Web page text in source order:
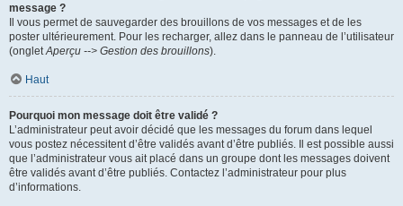
message ?
Il vous permet de sauvegarder des brouillons de vos messages et de les
poster ultérieurement. Pour les recharger, allez dans le panneau de l’utilisateur
(ongletAperçu --> Gestion des brouillons).
Haut
Pourquoi mon message doit être validé ?
L’administrateur peut avoir décidé que les messages du forum dans lequel
vous postez nécessitent d’être validés avant d’être publiés. Il est possible aussi
que l’administrateur vous ait placé dans un groupe dont les messages doivent
être validés avant d’être publiés. Contactez l’administrateur pour plus
d’informations.